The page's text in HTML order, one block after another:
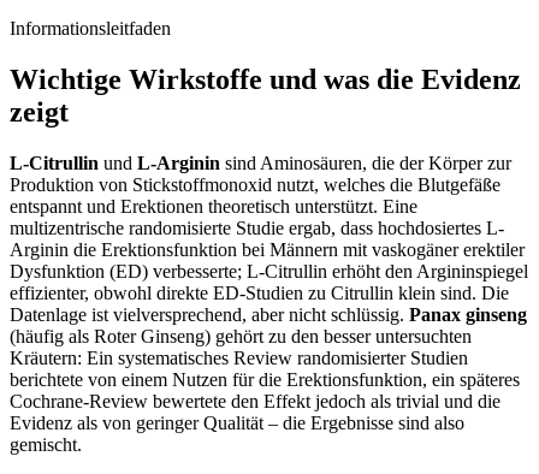
Informationsleitfaden
Wichtige Wirkstoffe und was die Evidenz
zeigt
L-Citrullin und L-Arginin sind Aminosäuren, die der Körper zur
Produktion von Stickstoffmonoxid nutzt, welches die Blutgefäße
entspannt und Erektionen theoretisch unterstützt. Eine
multizentrische randomisierte Studie ergab, dass hochdosiertes L-
Arginin die Erektionsfunktion bei Männern mit vaskogäner erektiler
Dysfunktion (ED) verbesserte; L-Citrullin erhöht den Argininspiegel
effizienter, obwohl direkte ED-Studien zu Citrullin klein sind. Die
Datenlage ist vielversprechend, aber nicht schlüssig. Panax ginseng
(häufig als Roter Ginseng) gehört zu den besser untersuchten
Kräutern: Ein systematisches Review randomisierter Studien
berichtete von einem Nutzen für die Erektionsfunktion, ein späteres
Cochrane-Review bewertete den Effekt jedoch als trivial und die
Evidenz als von geringer Qualität – die Ergebnisse sind also
gemischt.